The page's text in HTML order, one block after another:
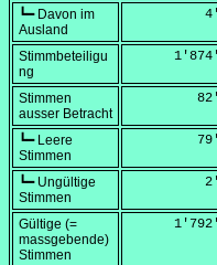
┗━ Davon im
Ausland
Stimmbeteiligu
ng
Stimmen
ausser Betracht
┗━ Leere
Stimmen
┗━ Ungültige
Stimmen
Gültige (=
massgebende)
Stimmen